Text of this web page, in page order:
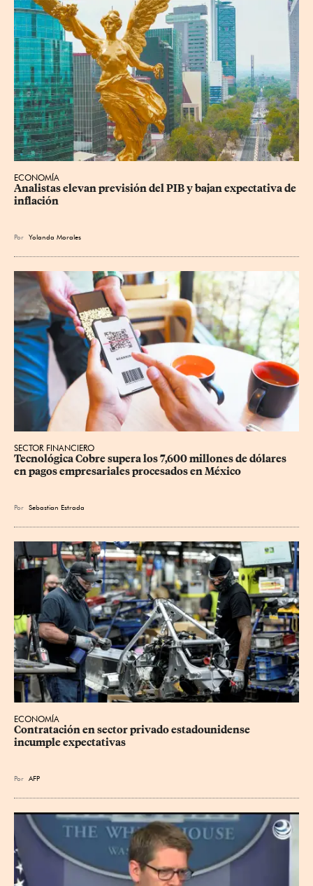
ECONOMÍA
Analistas elevan previsión del PIB y bajan expectativa de
inflación
Por Yolanda Morales
SECTOR FINANCIERO
Tecnológica Cobre supera los 7,600 millones de dólares
en pagos empresariales procesados en México
Por Sebastian Estrada
ECONOMÍA
Contratación en sector privado estadounidense
incumple expectativas
Por AFP